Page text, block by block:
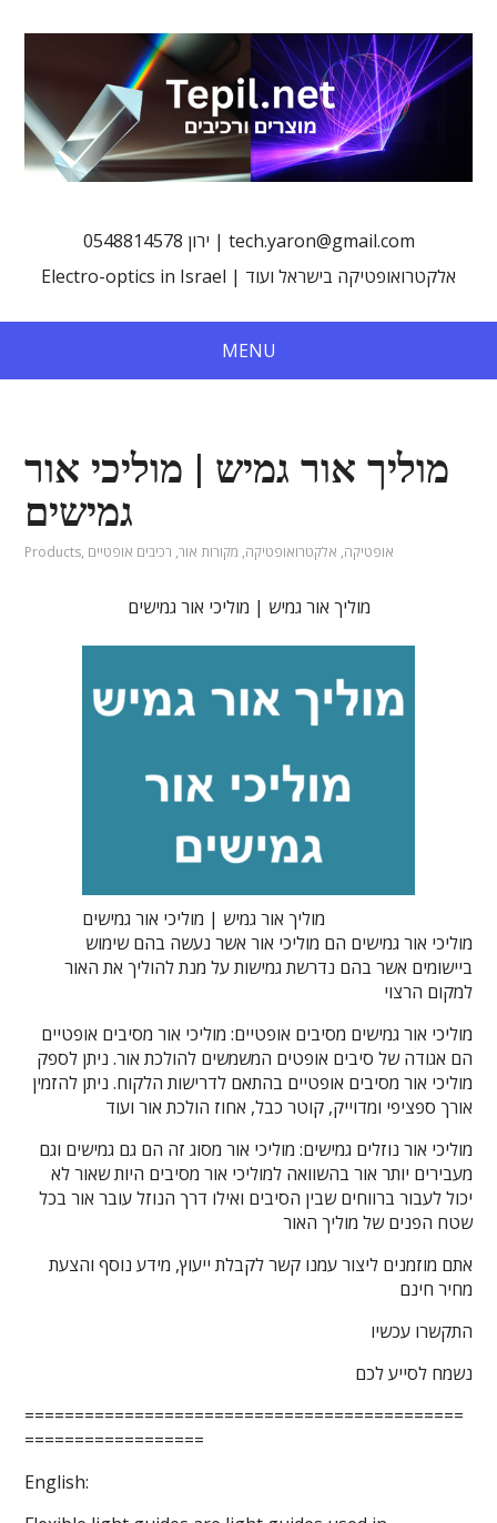
0548814578 ירון | tech.yaron@gmail.com
Electro-optics in Israel | אלקטרואופטיקה בישראל ועוד
MENU
מוליך אור גמיש | מוליכי אור
גמישים
Products, אופטיקה, אלקטרואופטיקה, מקורות אור, רכיבים אופטיים
מוליך אור גמיש | מוליכי אור גמישים
מוליך אור גמיש | מוליכי אור גמישים
מוליכי אור גמישים הם מוליכי אור אשר נעשה בהם שימוש
ביישומים אשר בהם נדרשת גמישות על מנת להוליך את האור
למקום הרצוי
מוליכי אור גמישים מסיבים אופטיים: מוליכי אור מסיבים אופטיים
הם אגודה של סיבים אופטים המשמשים להולכת אור. ניתן לספק
מוליכי אור מסיבים אופטיים בהתאם לדרישות הלקוח. ניתן להזמין
אורך ספציפי ומדוייק, קוטר כבל, אחוז הולכת אור ועוד
מוליכי אור נוזלים גמישים: מוליכי אור מסוג זה הם גם גמישים וגם
מעבירים יותר אור בהשוואה למוליכי אור מסיבים היות שאור לא
יכול לעבור ברווחים שבין הסיבים ואילו דרך הנוזל עובר אור בכל
שטח הפנים של מוליך האור
אתם מוזמנים ליצור עמנו קשר לקבלת ייעוץ, מידע נוסף והצעת
מחיר חינם
התקשרו עכשיו
נשמח לסייע לכם
============================================
==================
English: